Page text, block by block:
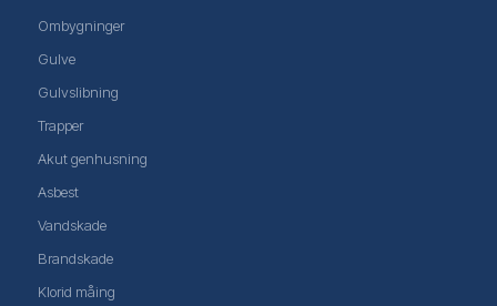
Ombygninger
Gulve
Gulvslibning
Trapper
Akut genhusning
Asbest
Vandskade
Brandskade​
Klorid måing